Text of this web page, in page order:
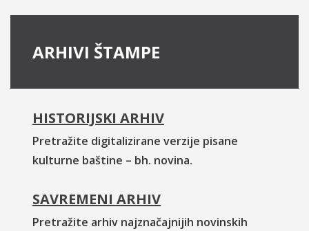
ARHIVI ŠTAMPE
HISTORIJSKI ARHIV
Pretražite digitalizirane verzije pisane
kulturne baštine – bh. novina.
SAVREMENI ARHIV
Pretražite arhiv najznačajnijih novinskih